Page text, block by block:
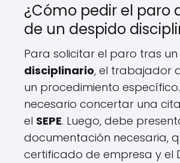
¿Cómo pedir el paro
de un despido
Para solicitar el paro tras un
disciplinario, el trabajador
un procedimiento
necesario concertar una
el SEPE. Luego, debe
documentación necesaria,
certificado de empresa y el